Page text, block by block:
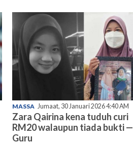
MASSA Jumaat, 30 Januari 2026 4:40 AM
Zara Qairina kena tuduh curi
RM20 walaupun tiada bukti —
Guru